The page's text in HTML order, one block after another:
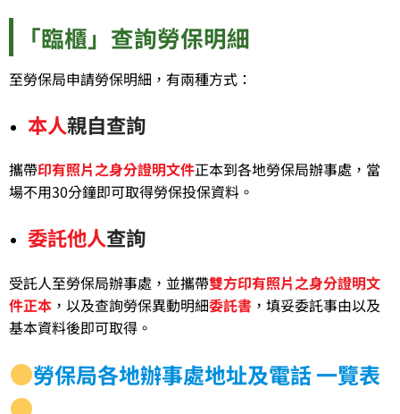
「臨櫃」查詢勞保明細
至勞保局申請勞保明細，有兩種方式：
本人親自查詢
攜帶印有照片之身分證明文件正本到各地勞保局辦事處，當
場不用30分鐘即可取得勞保投保資料。
委託他人查詢
受託人至勞保局辦事處，並攜帶雙方印有照片之身分證明文
件正本 ，以及查詢勞保異動明細委託書 ，填妥委託事由以及
基本資料後即可取得。
勞保局各地辦事處地址及電話 一覽表